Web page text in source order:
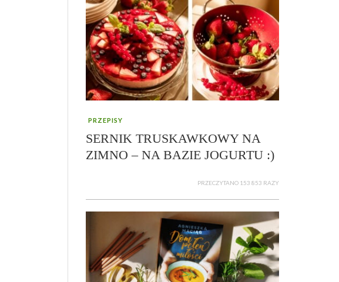
PRZEPISY
SERNIK TRUSKAWKOWY NA
ZIMNO – NA BAZIE JOGURTU :)
PRZECZYTANO 153 853 RAZY